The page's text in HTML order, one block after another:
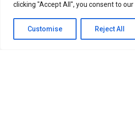
clicking "Accept All", you consent to our
Customise Reject All